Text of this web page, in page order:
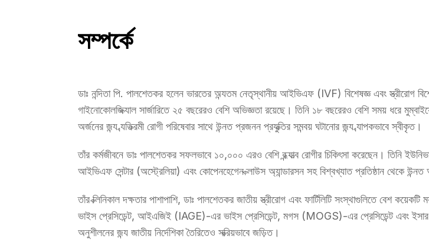
সম্পর্কে
ডাঃ নন্দিতা পি. পালশেতকর হলেন ভারতের অন্যতম নেতৃস্থানীয় আইভিএফ (IVF) বিশেষজ্ঞ এবং স্ত্রীরোগ
গাইনোকোলজিক্যাল সার্জারিতে ২৫ বছরেরও বেশি অভিজ্ঞতা রয়েছে। তিনি ১৮ বছরেরও বেশি সময় ধরে
অর্জনের জন্য ব্যতিক্রমী রোগী পরিষেবার সাথে উন্নত প্রজনন প্রযুক্তির সমন্বয় ঘটানোর জন্য ব্যাপকভাবে স্বীকৃত।
তাঁর কর্মজীবনে ডাঃ পালশেতকর সফলভাবে ১০,০০০ এরও বেশি বন্ধ্যাত্ব রোগীর চিকিৎসা করেছেন। তিনি
আইভিএফ সেন্টার (অস্ট্রেলিয়া) এবং কোপেনহেগেন ক্লাউস অ্যান্ডারসন সহ বিশ্বখ্যাত প্রতিষ্ঠান থেকে উন্নত
তাঁর ক্লিনিকাল দক্ষতার পাশাপাশি, ডাঃ পালশেতকর জাতীয় স্ত্রীরোগ এবং ফার্টিলিটি সংস্থাগুলিতে বেশ
ভাইস প্রেসিডেন্ট, আইএজিই (IAGE)-এর ভাইস প্রেসিডেন্ট, মগস (MOGS)-এর প্রেসিডেন্ট এবং ইসার
অনুশীলনের জন্য জাতীয় নির্দেশিকা তৈরিতেও সক্রিয়ভাবে জড়িত।